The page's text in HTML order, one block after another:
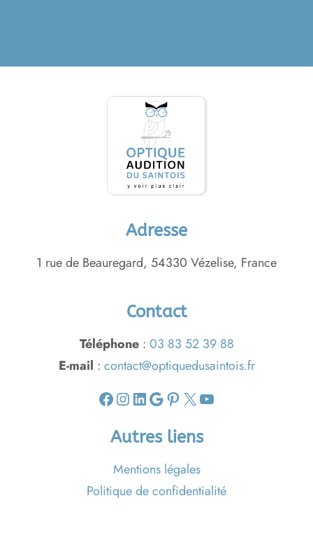
Adresse
1 rue de Beauregard, 54330 Vézelise, France
Contact
Téléphone: 03 83 52 39 88
E-mail : contact@optiquedusaintois.fr
Facebook
Instagram
LinkedIn
Google
Pinterest
X YouTube
Autres liens
Mentions légales
Politique de confidentialité